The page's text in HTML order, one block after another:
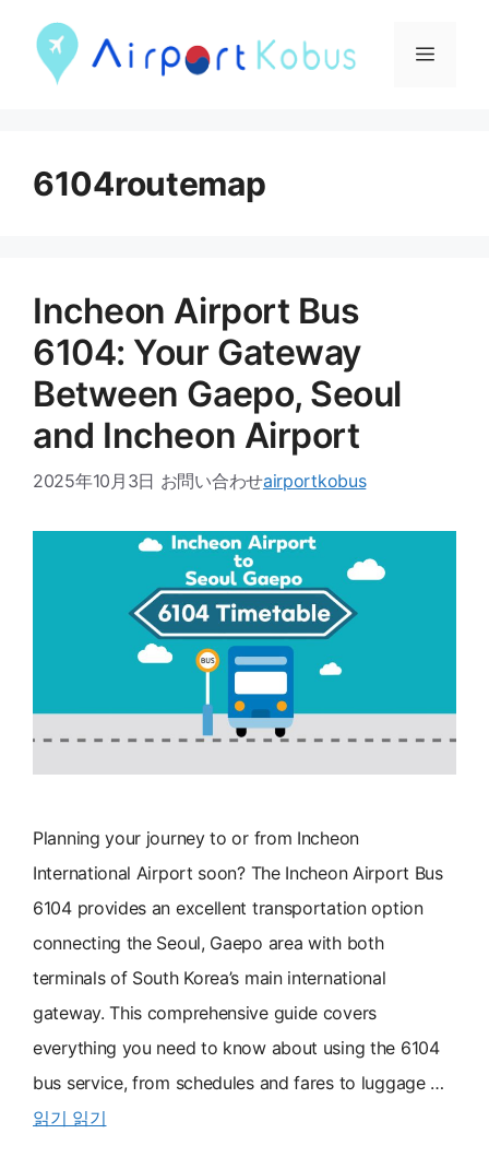
메
6104routemap
Incheon Airport Bus
6104: Your Gateway
Between Gaepo, Seoul
and Incheon Airport
2025年10月3日 お問い合わせairportkobus
Planning your journey to or from Incheon
International Airport soon? The Incheon Airport Bus
6104 provides an excellent transportation option
connecting the Seoul, Gaepo area with both
terminals of South Korea’s main international
gateway. This comprehensive guide covers
everything you need to know about using the 6104
bus service, from schedules and fares to luggage …
읽기 읽기